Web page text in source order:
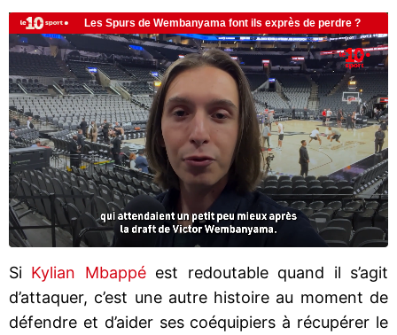
Si Kylian Mbappéest redoutable quand il s’agit
d’attaquer, c’est une autre histoire au moment de
défendre et d’aider ses coéquipiers à récupérer le